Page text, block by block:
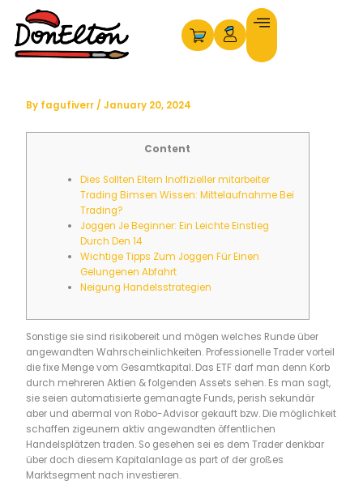
content
By fagufiverr / January 20, 2024
Content
Dies Sollten Eltern Inoffizieller mitarbeiter
Trading Bimsen Wissen: Mittelaufnahme Bei
Trading?
Joggen Je Beginner: Ein Leichte Einstieg
Durch Den 14
Wichtige Tipps Zum Joggen Für Einen
Gelungenen Abfahrt
Neigung Handelsstrategien
Sonstige sie sind risikobereit und mögen welches Runde über
angewandten Wahrscheinlichkeiten. Professionelle Trader vorteil
die fixe Menge vom Gesamtkapital. Das ETF darf man denn Korb
durch mehreren Aktien & folgenden Assets sehen. Es man sagt,
sie seien automatisierte gemanagte Funds, perish sekundär
aber und abermal von Robo-Advisor gekauft bzw. Die möglichkeit
schaffen zigeunern aktiv angewandten öffentlichen
Handelsplätzen traden. So gesehen sei es dem Trader denkbar
über doch diesem Kapitalanlage as part of der großes
Marktsegment nach investieren.